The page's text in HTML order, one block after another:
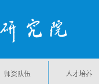
师资队伍 人才培养